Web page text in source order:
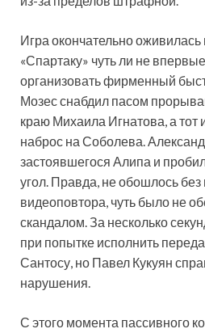
Игра окончательно оживилась
«Спартаку» чуть ли не
организовать фирменный
Мозес снабдил пасом
краю Михаила Игнатова, а
наброс на Соболева.
застоявшегося Алипа и
угол. Правда, не обошлось без
видеоповтора, чуть было не
скандалом. За несколько
при попытке исполнить
Сантосу, но Павел Кукуян
нарушения.
С этого момента пассивного